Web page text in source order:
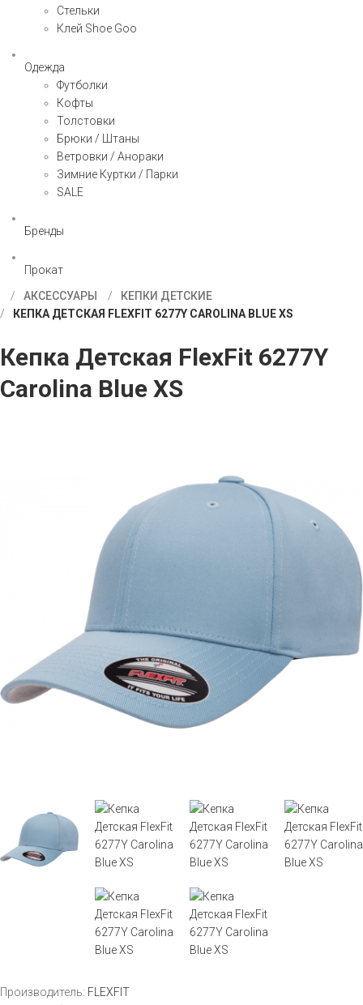
Стельки
Клей Shoe Goo
Одежда
Футболки
Кофты
Толстовки
Брюки / Штаны
Ветровки / Анораки
Зимние Куртки / Парки
SALE
Бренды
Прокат
АКСЕССУАРЫ
КЕПКИ ДЕТСКИЕ
КЕПКА ДЕТСКАЯ FLEXFIT 6277Y CAROLINA BLUE XS
Кепка Детская FlexFit 6277Y
Carolina Blue XS
Производитель: FLEXFIT